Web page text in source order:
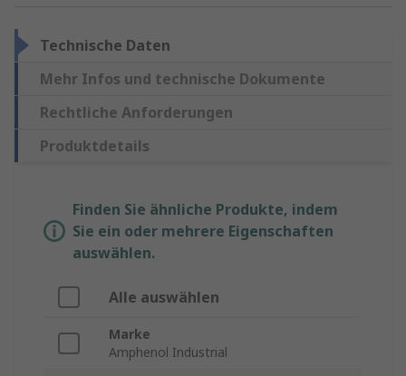
Technische Daten
Mehr Infos und technische Dokumente
Rechtliche Anforderungen
Produktdetails
Finden Sie ähnliche Produkte, indem
Sie ein oder mehrere Eigenschaften
auswählen.
Alle auswählen
Marke
Amphenol Industrial